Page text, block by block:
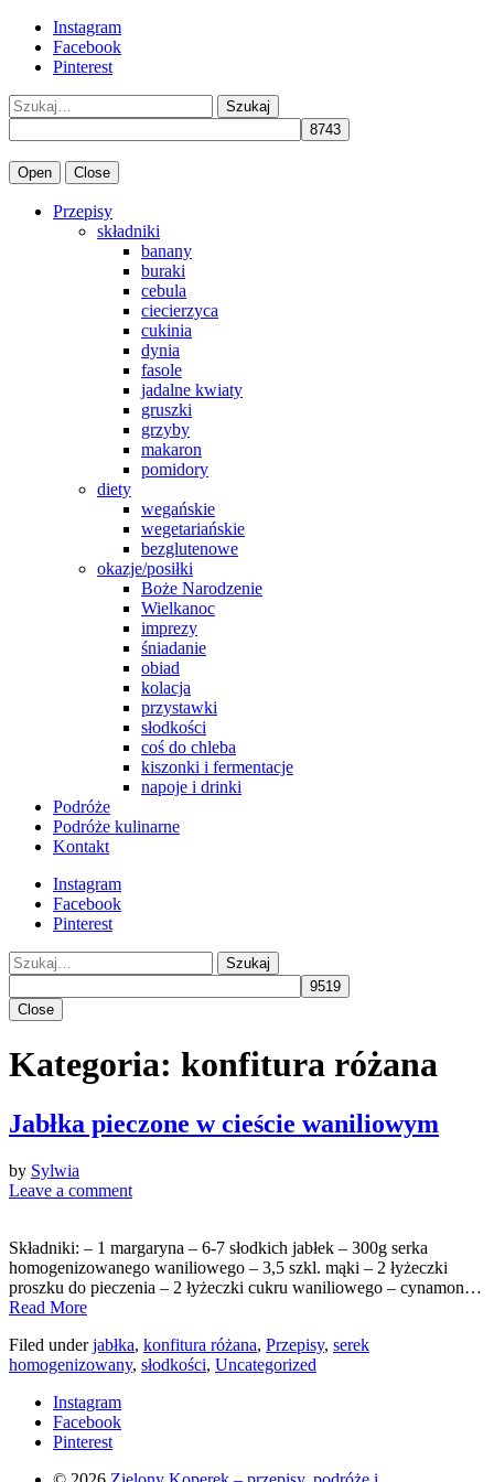
Instagram
Facebook
Pinterest
Szukaj
Open Close
Przepisy
składniki
banany
buraki
cebula
ciecierzyca
cukinia
dynia
fasole
jadalne kwiaty
gruszki
grzyby
makaron
pomidory
diety
wegańskie
wegetariańskie
bezglutenowe
okazje/posiłki
Boże Narodzenie
Wielkanoc
imprezy
śniadanie
obiad
kolacja
przystawki
słodkości
coś do chleba
kiszonki i fermentacje
napoje i drinki
Podróże
Podróże kulinarne
Kontakt
Instagram
Facebook
Pinterest
Szukaj
Close
Kategoria: konfitura różana
Jabłka pieczone w cieście waniliowym
by Sylwia
Leave a comment
Składniki: – 1 margaryna – 6-7 słodkich jabłek – 300g serka
homogenizowanego waniliowego – 3,5 szkl. mąki – 2 łyżeczki
proszku do pieczenia – 2 łyżeczki cukru waniliowego – cynamon…
Read More
Filed underjabłka, konfitura różana, Przepisy, serek
homogenizowany, słodkości, Uncategorized
Instagram
Facebook
Pinterest